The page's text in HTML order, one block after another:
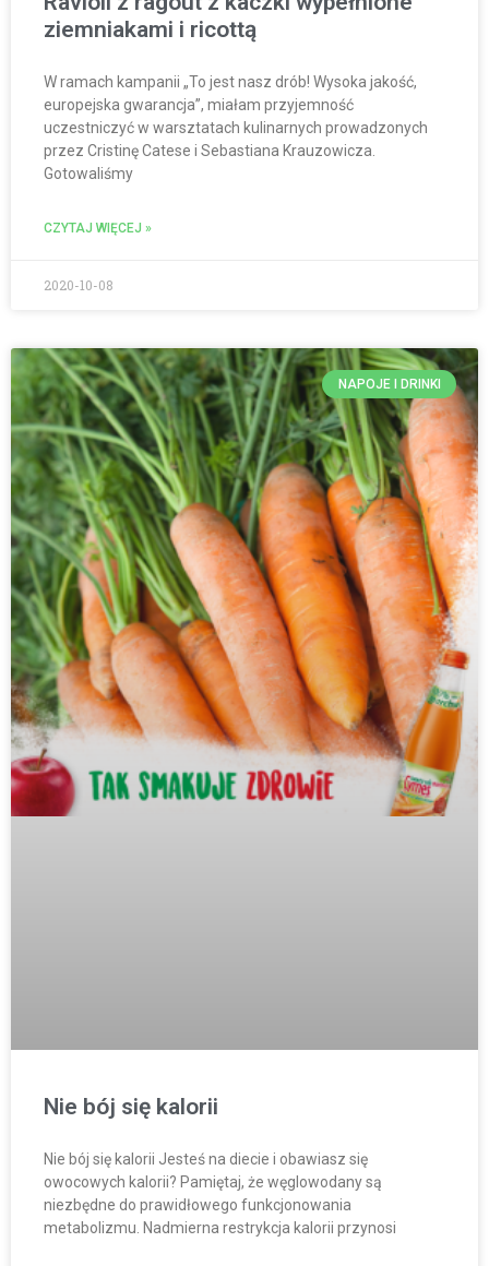
ziemniakami i ricottą
W ramach kampanii „To jest nasz drób! Wysoka jakość,
europejska gwarancja”, miałam przyjemność
uczestniczyć w warsztatach kulinarnych prowadzonych
przez Cristinę Catese i Sebastiana Krauzowicza.
Gotowaliśmy
CZYTAJ WIĘCEJ »
2020-10-08
NAPOJE I DRINKI
Nie bój się kalorii
Nie bój się kalorii Jesteś na diecie i obawiasz się
owocowych kalorii? Pamiętaj, że węglowodany są
niezbędne do prawidłowego funkcjonowania
metabolizmu. Nadmierna restrykcja kalorii przynosi